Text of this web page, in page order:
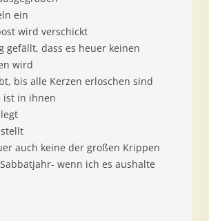
ein
wird verschickt
gefällt, dass es heuer keinen
wird
bis alle Kerzen erloschen sind
ist in ihnen
auch keine der großen Krippen
wenn ich es aushalte